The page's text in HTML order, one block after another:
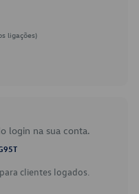
ligações)
login na sua conta.
clientes logados.